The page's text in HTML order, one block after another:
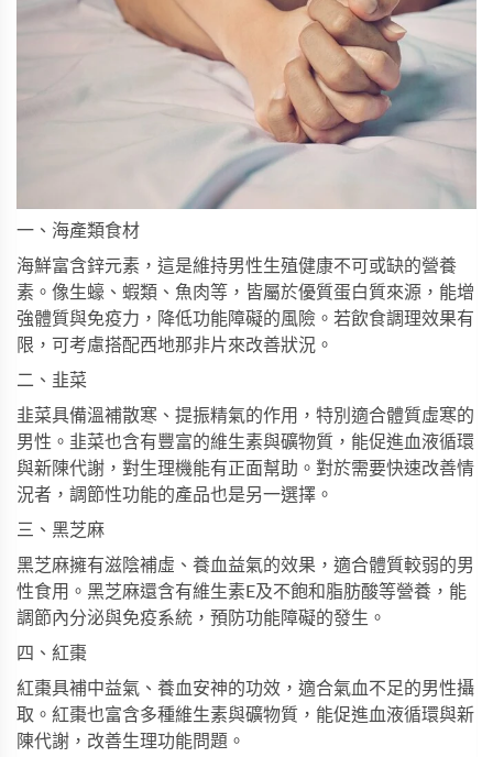
一、海產類食材
海鮮富含鋅元素，這是維持男性生殖健康不可或缺的營養
素。像生蠔、蝦類、魚肉等，皆屬於優質蛋白質來源，能增
強體質與免疫力，降低功能障礙的風險。若飲食調理效果有
限，可考慮搭配西地那非片來改善狀況。
二、韭菜
韭菜具備溫補散寒、提振精氣的作用，特別適合體質虛寒的
男性。韭菜也含有豐富的維生素與礦物質，能促進血液循環
與新陳代謝，對生理機能有正面幫助。對於需要快速改善情
況者， 調節性功能的產品也是另一選擇。
三、黑芝麻
黑芝麻擁有滋陰補虛、養血益氣的效果，適合體質較弱的男
性食用。黑芝麻還含有維生素E及不飽和脂肪酸等營養，能
調節內分泌與免疫系統，預防功能障礙的發生。
四、紅棗
紅棗具補中益氣、養血安神的功效，適合氣血不足的男性攝
取。紅棗也富含多種維生素與礦物質，能促進血液循環與新
陳代謝，改善生理功能問題。